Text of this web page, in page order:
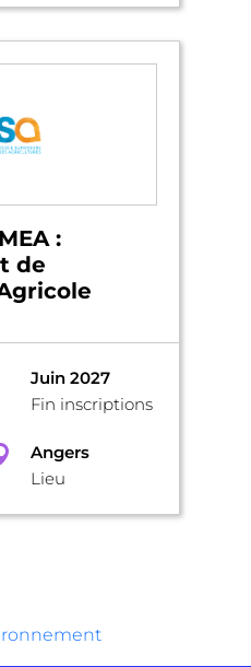
:
de
Juin 2027
Fin inscriptions
Angers
Lieu